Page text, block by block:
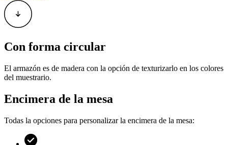
Con forma circular
El armazón es de madera con la opción de texturizarlo en los colores
del muestrario.
Encimera de la mesa
Todas la opciones para personalizar la encimera de la mesa: